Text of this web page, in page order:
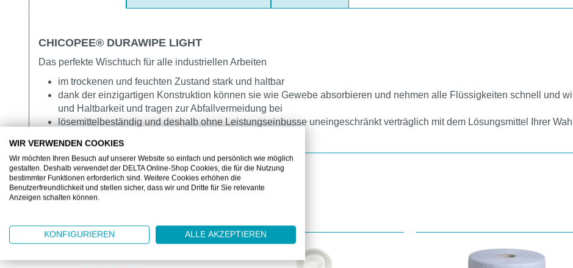
CHICOPEE® DURAWIPE LIGHT
Das perfekte Wischtuch für alle industriellen Arbeiten
im trockenen und feuchten Zustand stark und haltbar
dank der einzigartigen Konstruktion können sie wie Gewebe absorbieren und nehmen alle Flüssigkeiten schnell und
und Haltbarkeit und tragen zur Abfallvermeidung bei
lösemittelbeständig und deshalb ohne Leistungseinbusse uneingeschränkt verträglich mit dem Lösungsmittel Ihrer Wahl
Produktgalerie überspringen
WIR VERWENDEN COOKIES
Wir möchten Ihren Besuch auf unserer Website so einfach und persönlich wie möglich
gestalten. Deshalb verwendet der DELTA Online-Shop Cookies, die für die Nutzung
bestimmter Funktionen erforderlich sind. Weitere Cookies erhöhen die
Benutzerfreundlichkeit und stellen sicher, dass wir und Dritte für Sie relevante
Anzeigen schalten können.
KONFIGURIEREN ALLE AKZEPTIEREN